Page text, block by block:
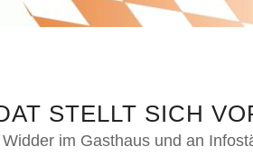
STELLT SICH
im Gasthaus und an